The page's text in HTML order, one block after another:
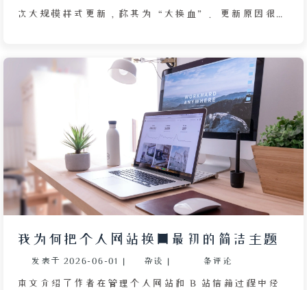
次大规模样式更新，称其为“大换血”。更新原因很简
博客风格偏二维动漫卡通感，因此需要选择合适的卡通
字体，而非之前不协调的书法字体。经过在免费字体网
站中耐心筛选，最终在第 10 页找到了一款符合要求且
不过分张扬的卡通字体。其次，作者解决了图片搭配问
题：默认封面多为立体摄影作品，与二维动漫风格不匹
配，因此借助 AI 绘画将摄影作品转化为二维平面风
格，并采用纯白背景以聚焦重点。头像和英雄区域也选
用了作者喜欢的假面骑士电王图片，通过 AI 进行风格
码，如侧边栏样式、主题卡片颜色以及随机算法脚本。
最后，作者提醒老访客需清空浏览器静态缓存才能看到
新样式，新访客则无需操作。
我为何把个人网站换回最初的简洁主题
发表于 2026-06-01 | 杂谈 | 条评论
本文介绍了作者在管理个人网站和 B 站信箱过程中经